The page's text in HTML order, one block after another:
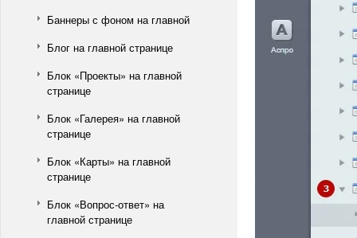
Баннеры с фоном на главной
Блог на главной странице
Блок «Проекты» на главной
странице
Блок «Галерея» на главной
странице
Блок «Карты» на главной
странице
Блок «Вопрос-ответ» на
главной странице